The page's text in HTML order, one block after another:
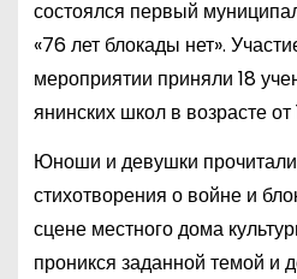
состоялся первый
«76 лет блокады нет».
мероприятии приняли 18
янинских школ в возрасте от
Юноши и девушки прочитали
стихотворения о войне и
сцене местного дома
проникся заданной темой и